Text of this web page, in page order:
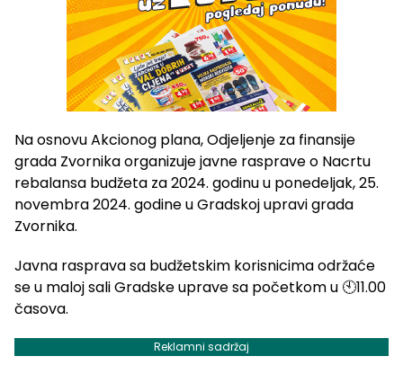
Na osnovu Akcionog plana, Odjeljenje za finansije
grada Zvornika organizuje javne rasprave o Nacrtu
rebalansa budžeta za 2024. godinu u ponedeljak, 25.
novembra 2024. godine u Gradskoj upravi grada
Zvornika.
Javna rasprava sa budžetskim korisnicima održaće
se u maloj sali Gradske uprave sa početkom u 🕙11.00
časova.
Reklamni sadržaj